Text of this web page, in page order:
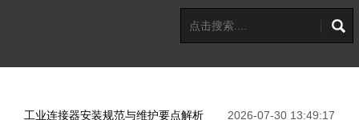
工业连接器安装规范与维护要点解析 2026-07-30 13:49:17